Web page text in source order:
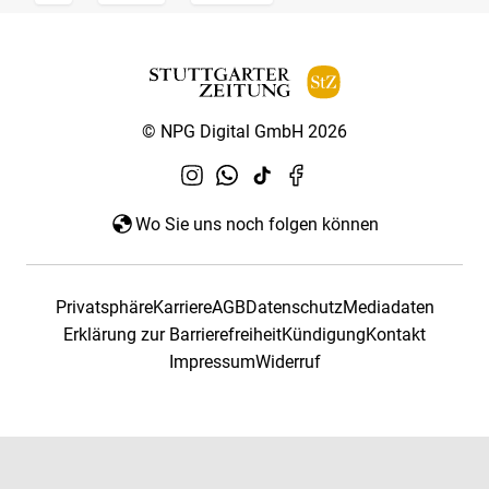
© NPG Digital GmbH 2026
Wo Sie uns noch folgen können
PrivatsphäreKarriereAGBDatenschutzMediadaten
Erklärung zur BarrierefreiheitKündigungKontakt
ImpressumWiderruf